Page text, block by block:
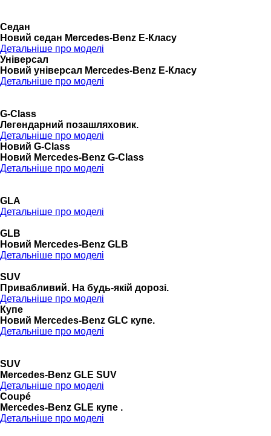
Седан
Новий седан Mercedes-Benz Е-Класу
Детальніше про моделі
Універсал
Новий універсал Mercedes-Benz E-Класу
Детальніше про моделі
G-Class
Легендарний позашляховик.
Детальніше про моделі
Новий G-Class
Новий Mercedes-Benz G-Class
Детальніше про моделі
GLA
Детальніше про моделі
GLB
Новий Mercedes-Benz GLB
Детальніше про моделі
SUV
Привабливий. На будь-якій дорозі.
Детальніше про моделі
Купе
Новий Mercedes-Benz GLС купе.
Детальніше про моделі
SUV
Mercedes-Benz GLE SUV
Детальніше про моделі
Coupé
Mercedes-Benz GLE купе .
Детальніше про моделі